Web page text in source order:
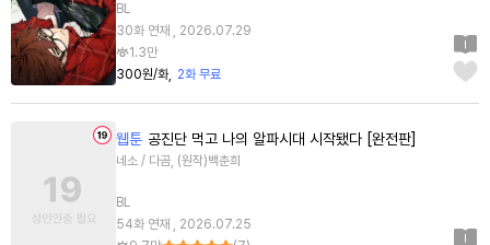
BL
30화 연재 , 2026.07.29
1.3만
300원/화
2화 무료
웹툰 공진단 먹고 나의 알파시대 시작됐다 [완전판]
네소 / 다곰, (원작)백춘희
BL
54화 연재 , 2026.07.25